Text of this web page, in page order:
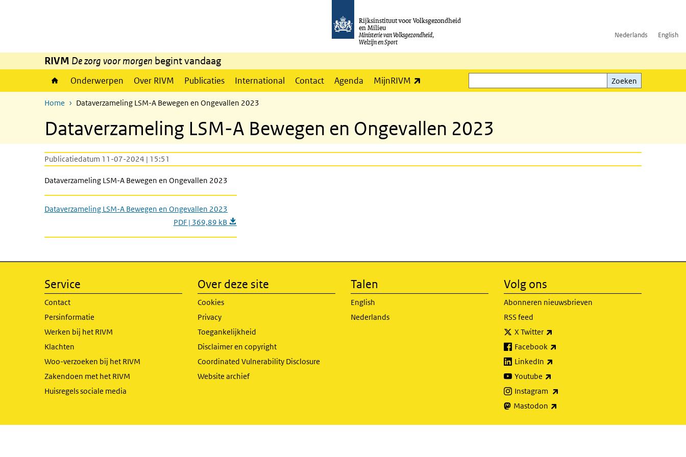
Rijksinstituut voor Volksgezondheid
en Milieu
Ministerie van Volksgezondheid,
Welzijn en Sport
Nederlands English
RIVM De zorg voor morgen begint vandaag
Onderwerpen Over RIVM Publicaties International Contact Agenda MijnRIVM
Zoeken
Zoeken
Home Dataverzameling LSM-A Bewegen en Ongevallen 2023
Dataverzameling LSM-A Bewegen en Ongevallen 2023
Publicatiedatum 11-07-2024 | 15:51
Dataverzameling LSM-A Bewegen en Ongevallen 2023
Dataverzameling LSM-A Bewegen en Ongevallen 2023
PDF | 369,89 kB
Service
Contact
Persinformatie
Werken bij het RIVM
Klachten
Woo-verzoeken bij het RIVM
Zakendoen met het RIVM
Huisregels sociale media
Over deze site
Cookies
Privacy
Toegankelijkheid
Disclaimer en copyright
Coordinated Vulnerability Disclosure
Website archief
Talen
English
Nederlands
Volg ons
Abonneren nieuwsbrieven
RSS feed
X Twitter
Facebook
LinkedIn
Youtube
Instagram
Mastodon